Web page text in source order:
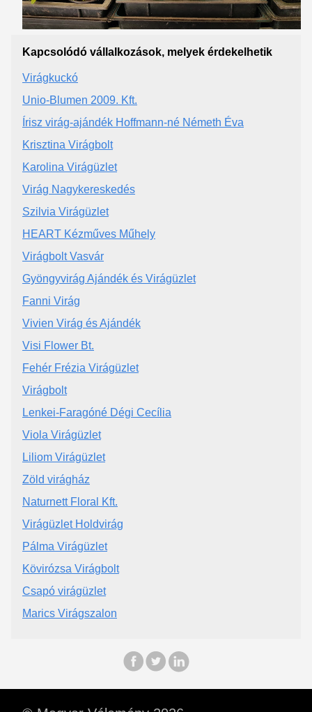
Kapcsolódó vállalkozások, melyek érdekelhetik
Virágkuckó
Unio-Blumen 2009. Kft.
Írisz virág-ajándék Hoffmann-né Németh Éva
Krisztina Virágbolt
Karolina Virágüzlet
Virág Nagykereskedés
Szilvia Virágüzlet
HEART Kézműves Műhely
Virágbolt Vasvár
Gyöngyvirág Ajándék és Virágüzlet
Fanni Virág
Vivien Virág és Ajándék
Visi Flower Bt.
Fehér Frézia Virágüzlet
Virágbolt
Lenkei-Faragóné Dégi Cecília
Viola Virágüzlet
Liliom Virágüzlet
Zöld virágház
Naturnett Floral Kft.
Virágüzlet Holdvirág
Pálma Virágüzlet
Kövirózsa Virágbolt
Csapó virágüzlet
Marics Virágszalon